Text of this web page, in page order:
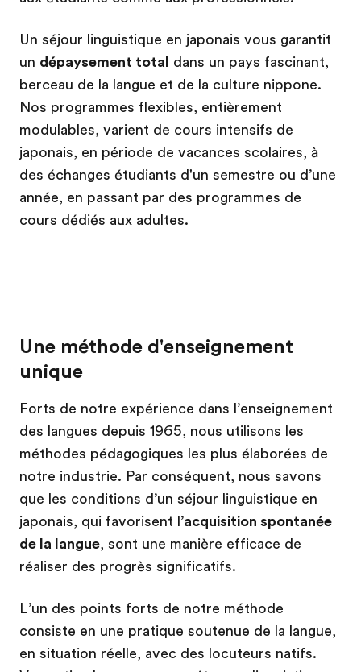
Un séjour linguistique en japonais vous garantit
un dépaysement total dans un pays fascinant,
berceau de la langue et de la culture nippone.
Nos programmes flexibles, entièrement
modulables, varient de cours intensifs de
japonais, en période de vacances scolaires, à
des échanges étudiants d'un semestre ou d’une
année, en passant par des programmes de
cours dédiés aux adultes.
Une méthode d'enseignement
unique
Forts de notre expérience dans l’enseignement
des langues depuis 1965, nous utilisons les
méthodes pédagogiques les plus élaborées de
notre industrie. Par conséquent, nous savons
que les conditions d’un séjour linguistique en
japonais, qui favorisent l’acquisition spontanée
de la langue, sont une manière efficace de
réaliser des progrès significatifs.
L’un des points forts de notre méthode
consiste en une pratique soutenue de la langue,
en situation réelle, avec des locuteurs natifs.